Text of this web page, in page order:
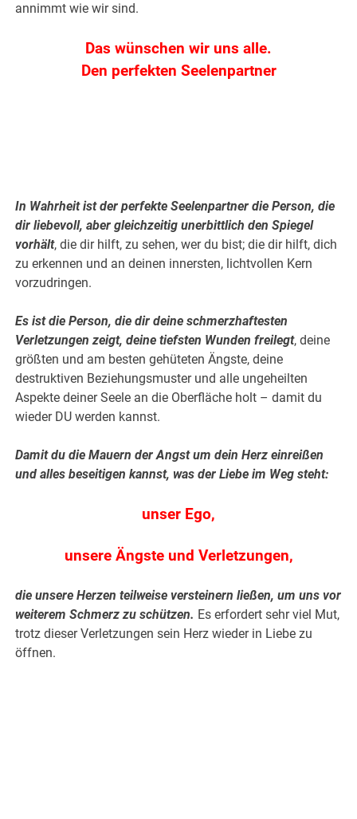
annimmt wie wir sind.
Das wünschen wir uns alle.
Den perfekten Seelenpartner
In Wahrheit ist der perfekte Seelenpartner die Person, die
dir liebevoll, aber gleichzeitig unerbittlich den Spiegel
vorhält, die dir hilft, zu sehen, wer du bist; die dir hilft, dich
zu erkennen und an deinen innersten, lichtvollen Kern
vorzudringen.
Es ist die Person, die dir deine schmerzhaftesten
Verletzungen zeigt, deine tiefsten Wunden freilegt, deine
größten und am besten gehüteten Ängste, deine
destruktiven Beziehungsmuster und alle ungeheilten
Aspekte deiner Seele an die Oberfläche holt – damit du
wieder DU werden kannst.
Damit du die Mauern der Angst um dein Herz einreißen
und alles beseitigen kannst, was der Liebe im Weg steht:
unser Ego,
unsere Ängste und Verletzungen,
die unsere Herzen teilweise versteinern ließen, um uns vor
weiterem Schmerz zu schützen. Es erfordert sehr viel Mut,
trotz dieser Verletzungen sein Herz wieder in Liebe zu
öffnen.